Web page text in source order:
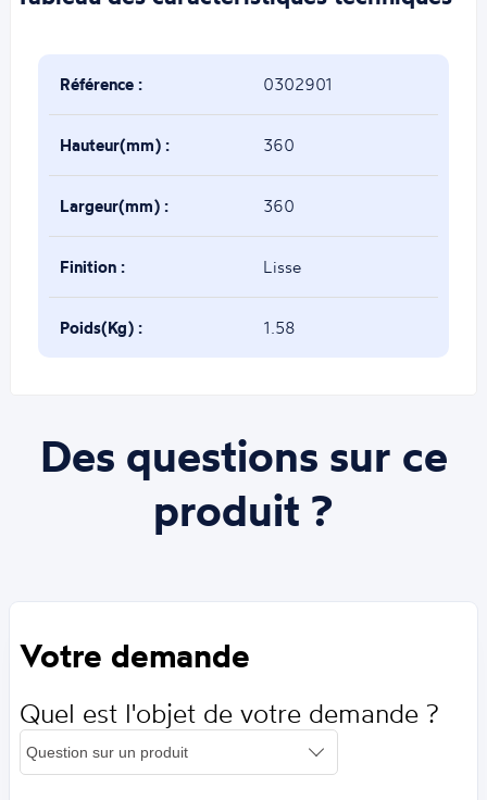
Référence : 0302901
Hauteur(mm) : 360
Largeur(mm) : 360
Finition : Lisse
Poids(Kg) : 1.58
Des questions sur ce
produit ?
Votre demande
Quel est l'objet de votre demande ?